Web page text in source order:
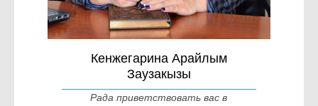
Кенжегарина Арайлым
Заузакызы
Рада приветствовать вас в